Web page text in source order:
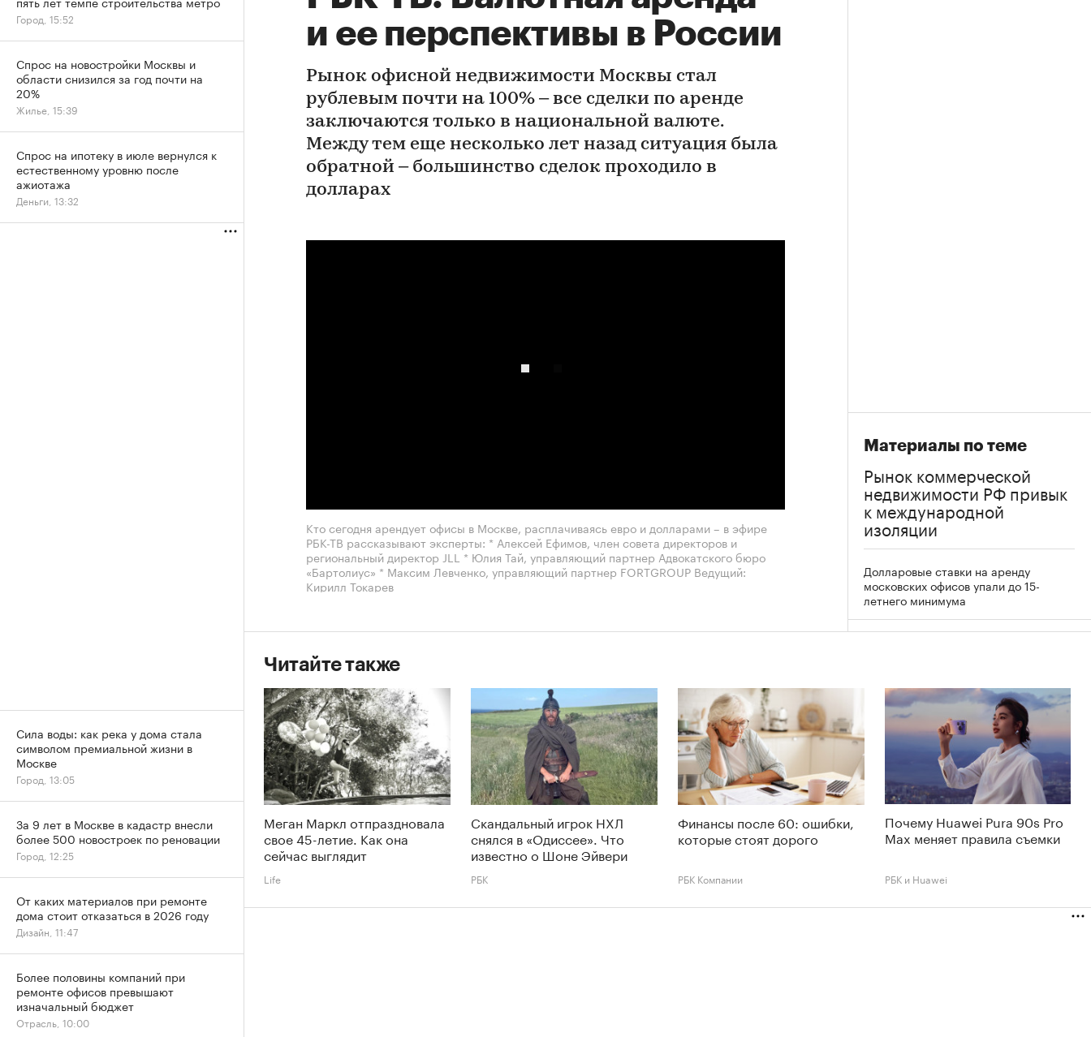
и ее перспективы в России
Рынок офисной недвижимости Москвы стал
рублевым почти на 100% – все сделки по аренде
заключаются только в национальной валюте.
Между тем еще несколько лет назад ситуация была
обратной – большинство сделок проходило в
долларах
Кто сегодня арендует офисы в Москве, расплачиваясь евро и долларами – в эфире
РБК-ТВ рассказывают эксперты: * Алексей Ефимов, член совета директоров и
региональный директор JLL * Юлия Тай, управляющий партнер Адвокатского бюро
«Бартолиус» * Максим Левченко, управляющий партнер FORTGROUP Ведущий:
Кирилл Токарев
Материалы по теме
Рынок коммерческой
недвижимости РФ привык
к международной
изоляции
Долларовые ставки на аренду
московских офисов упали до 15-
летнего минимума
Читайте также
Меган Маркл отпраздновала
свое 45-летие. Как она
сейчас выглядит
Life
Скандальный игрок НХЛ
снялся в «Одиссее». Что
известно о Шоне Эйвери
РБК
Финансы после 60: ошибки,
которые стоят дорого
РБК Компании
Почему Huawei Pura 90s Pro
Max меняет правила съемки
РБК и Huawei
Город, 15:52
Спрос на новостройки Москвы и
области снизился за год почти на
20%
Жилье, 15:39
Спрос на ипотеку в июле вернулся к
естественному уровню после
ажиотажа
Деньги, 13:32
Сила воды: как река у дома стала
символом премиальной жизни в
Москве
Город, 13:05
За 9 лет в Москве в кадастр внесли
более 500 новостроек по реновации
Город, 12:25
От каких материалов при ремонте
дома стоит отказаться в 2026 году
Дизайн, 11:47
Более половины компаний при
ремонте офисов превышают
изначальный бюджет
Отрасль, 10:00